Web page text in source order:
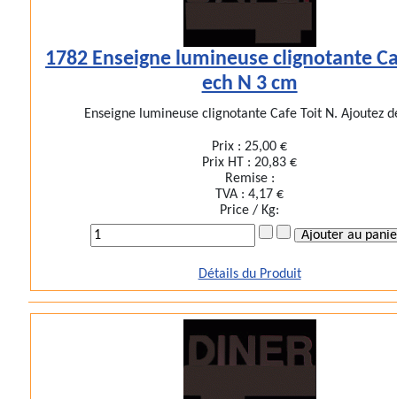
1782 Enseigne lumineuse clignotante
ech N 3 cm
Enseigne lumineuse clignotante Cafe Toit N. Ajoutez
Prix :25,00 €
Prix HT :20,83 €
Remise :
TVA :4,17 €
Price / Kg:
Détails du Produit